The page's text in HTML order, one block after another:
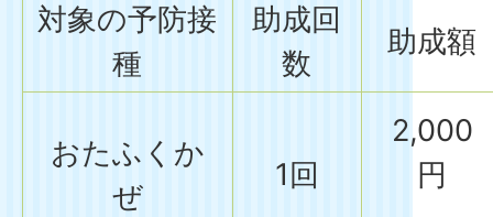
対象の予防接
種
助成回
数
助成額
おたふくか
ぜ
1回
2,000
円